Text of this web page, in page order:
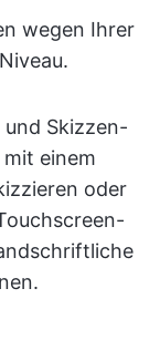
wegen Ihrer
Skizzen-
einem
oder